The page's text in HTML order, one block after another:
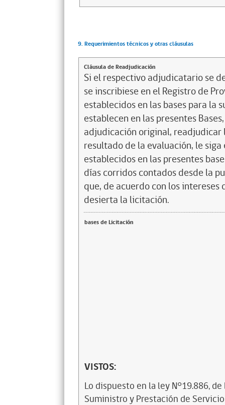
9. Requerimientos técnicos y otras cláusulas
Cláusula de Readjudicación
Si el respectivo adjudicatario se
se inscribiese en el Registro de
establecidos en las bases para la
establecen en las presentes
adjudicación original,
resultado de la evaluación, le
establecidos en las presentes
días corridos contados desde la
que, de acuerdo con los
desierta la licitación.
bases de Licitación
VISTOS:
Lo dispuesto en la ley N°19.886,
Suministro y Prestación de